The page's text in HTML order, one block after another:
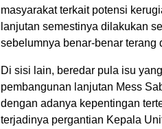
masyarakat terkait potensi
lanjutan semestinya dilakukan
sebelumnya benar-benar
Di sisi lain, beredar pula isu
pembangunan lanjutan Mess
dengan adanya kepentingan
terjadinya pergantian Kepala